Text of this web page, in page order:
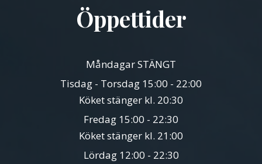
Öppettider
Måndagar STÄNGT
Tisdag - Torsdag 15:00 - 22:00
Köket stänger kl. 20:30
Fredag 15:00 - 22:30
Köket stänger kl. 21:00
Lördag 12:00 - 22:30